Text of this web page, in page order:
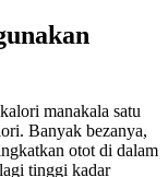
manakala satu
Banyak bezanya,
otot di dalam
tinggi kadar